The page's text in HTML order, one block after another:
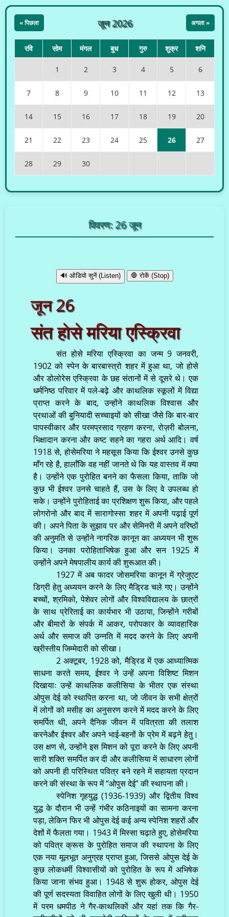
« पिछला जून 2026 अगला »
रवि सोम मंगल बुध गुरु शुक्र शनि
1 2 3 4 5 6
7 8 9 10 11 12 13
14 15 16 17 18 19 20
21 22 23 24 25 26 27
28 29 30
विवरण: 26 जून
🔊 ओडियो सुनें (Listen) 🛑 रोकें (Stop)
जून 26
संत होसे मरिया एस्क्रिवा
संत होसे मरिया एस्क्रिवा का जन्म 9 जनवरी,
1902 को स्पेन के बारबास्त्रो शहर में हुआ था, जो होसे
और डोलोरेस एस्क्रिवा के छह संतानों में से दूसरे थे। एक
धर्मनिष्ठ परिवार में पले-बढ़े और काथलिक स्कूलों में विद्या
प्राप्त करने के बाद, उन्होंने काथलिक विश्वास और
प्रथाओं की बुनियादी सच्चाइयों को सीखा जैसे कि बार-बार
पापस्वीकार और परमप्रसाद ग्रहण करना, रोज़री बोलना,
भिक्षादान करना और कष्ट सहने का गहरा अर्थ आदि। वर्ष
1918 से, होसेमरिया ने महसूस किया कि ईश्वर उनसे कुछ
माँग रहे है, हालाँकि वह नहीं जानते थे कि यह वास्तव में क्या
है। उन्होंने एक पुरोहित बनने का फैसला किया, ताकि जो
कुछ भी ईश्वर उनसे चाहते हैं, उस के लिए वे उपलब्ध हो
सके। उन्होंने पुरोहिताई का प्रशिक्षण शुरू किया, और पहले
लोगरोनो और बाद में सारागोस्सा शहर में अपनी पढ़ाई पूर्ण
की। अपने पिता के सुझाव पर और सेमिनरी में अपने वरिष्ठों
की अनुमति से उन्होंने नागरिक कानून का अध्ययन भी शुरू
किया। उनका परोहिताभिषेक हुआ और सन 1925 में
उन्होंने अपने मेषपालीय कार्य की शुरूआत की।
1927 में अब फादर जोसमरिया कानून में ग्रेजुएट
डिग्री हेतु अध्ययन करने के लिए मैड्रिड चले गए। उन्होंने
बच्चों, श्रमिको, पेशेवर लोगों और विश्वविद्यालय के छात्रों
के साथ प्रेरिताई का कार्यभार भी उठाया, जिन्होंने गरीबों
और बीमारों के संपर्क में आकर, परोपकार के व्यावहारिक
अर्थ और समाज की उन्नति में मदद करने के लिए अपनी
ख्रीस्तीय जिम्मेदारी को सीखा।
2 अक्टूबर, 1928 को, मैड्रिड में एक आध्यात्मिक
साधना करते समय, ईश्वर ने उन्हें अपना विशिष्ट मिशन
दिखायाः उन्हें काथलिक कलीसिया के भीतर एक संस्था
ओपुस देई को स्थापित करना था, जो जीवन के सभी क्षेत्रों
में लोगों को मसीह का अनुसरण करने में मदद करने के लिए
समर्पित थी, अपने दैनिक जीवन में पवित्रता की तलाश
करनेऔर ईश्वर और अपने भाई-बहनों के प्रेम में बढ़ने हेतु।
उस क्षण से, उन्होंने इस मिशन को पूरा करने के लिए अपनी
सारी शक्ति समर्पित कर दी और कलीसिया में साधारण लोगों
को अपनी ही परिस्थित पवित्र बने रहने में सहायता प्रदान
करने की संस्था के रूप में “ओपुस देई” की स्थापना की।
स्पेनिश गृहयुद्ध (1936-1939) और द्वितीय विश्व
युद्ध के दौरान भी उन्हें गंभीर कठिनाइयों का सामना करना
पड़ा, लेकिन फिर भी ओपुस देई कई अन्य स्पेनिश शहरों और
देशों में फैलता गया। 1943 में मिस्सा चढ़ाते हुए, होसेमरिया
को पवित्र क्रूस के पुरोहित समाज की स्थापना के लिए
एक नया मूलभूत अनुग्रह प्राप्त हुआ, जिससे ओपुस देई के
कुछ लोकधर्मी विश्वासीयों को पुरोहित के रूप में अभिषेक
किया जाना संभव हुआ। 1948 से शुरू होकर, ओपुस देई
की पूर्ण सदस्यता विवाहित लोगों के लिए खुली थी। 1950
में परम धमपीठ ने गैर-काथलिकों और यहां तक कि गैर-